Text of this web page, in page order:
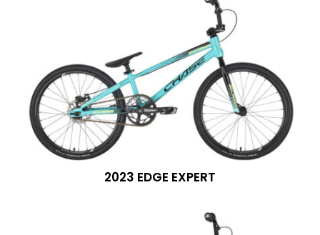
2023 EDGE EXPERT